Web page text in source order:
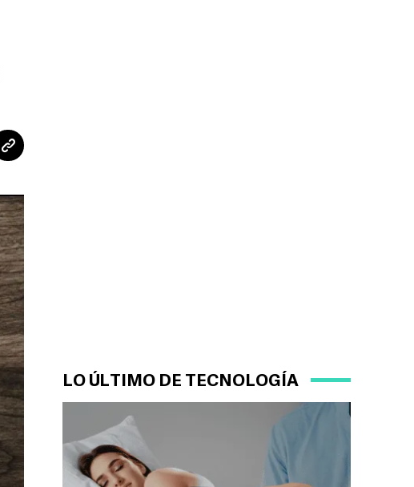
LO ÚLTIMO DE TECNOLOGÍA